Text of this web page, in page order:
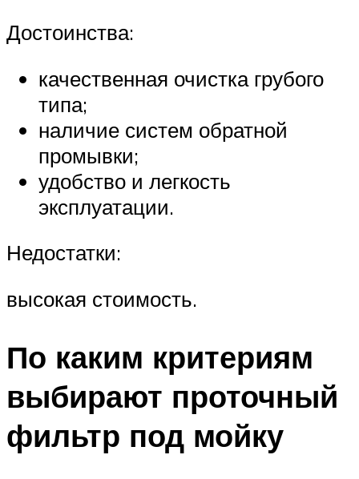
Достоинства:
качественная очистка грубого
типа;
наличие систем обратной
промывки;
удобство и легкость
эксплуатации.
Недостатки:
высокая стоимость.
По каким критериям
выбирают проточный
фильтр под мойку